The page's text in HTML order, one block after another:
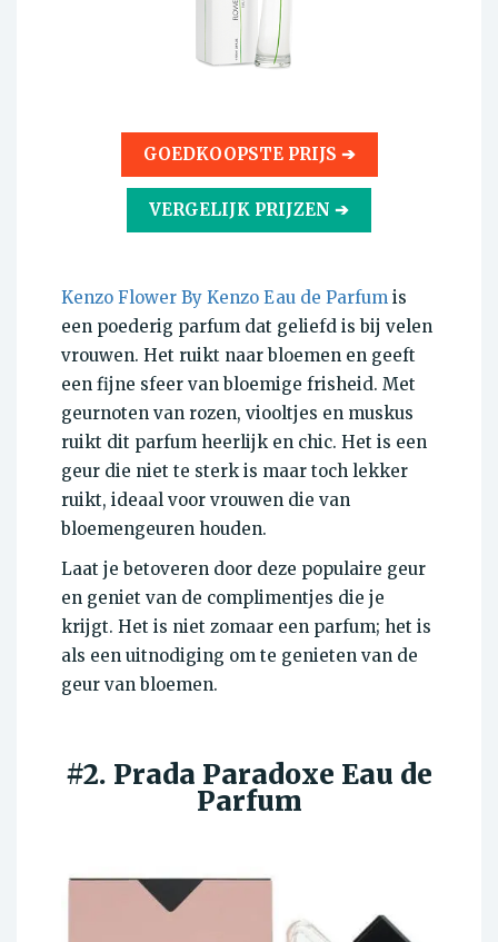
GOEDKOOPSTE PRIJS ➔
VERGELIJK PRIJZEN ➔
Kenzo Flower By Kenzo Eau de Parfum is
een poederig parfum dat geliefd is bij velen
vrouwen. Het ruikt naar bloemen en geeft
een fijne sfeer van bloemige frisheid. Met
geurnoten van rozen, viooltjes en muskus
ruikt dit parfum heerlijk en chic. Het is een
geur die niet te sterk is maar toch lekker
ruikt, ideaal voor vrouwen die van
bloemengeuren houden.
Laat je betoveren door deze populaire geur
en geniet van de complimentjes die je
krijgt. Het is niet zomaar een parfum; het is
als een uitnodiging om te genieten van de
geur van bloemen.
#2. Prada Paradoxe Eau de
Parfum